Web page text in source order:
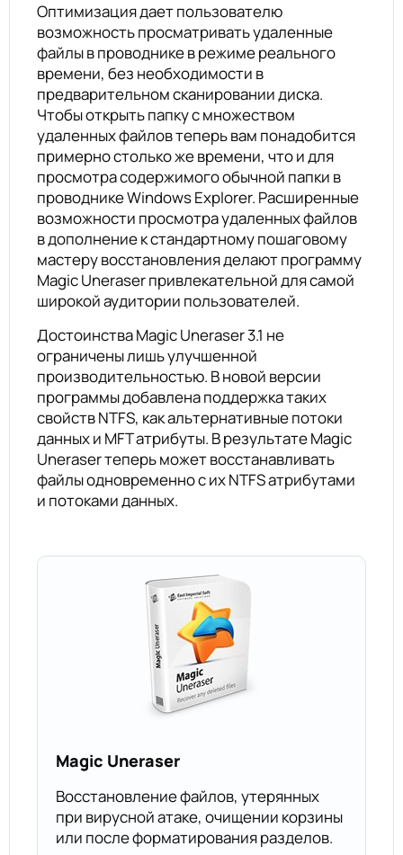
Оптимизация дает пользователю
возможность просматривать удаленные
файлы в проводнике в режиме реального
времени, без необходимости в
предварительном сканировании диска.
Чтобы открыть папку с множеством
удаленных файлов теперь вам понадобится
примерно столько же времени, что и для
просмотра содержимого обычной папки в
проводнике Windows Explorer. Расширенные
возможности просмотра удаленных файлов
в дополнение к стандартному пошаговому
мастеру восстановления делают программу
Magic Uneraser привлекательной для самой
широкой аудитории пользователей.
Достоинства Magic Uneraser 3.1 не
ограничены лишь улучшенной
производительностью. В новой версии
программы добавлена поддержка таких
свойств NTFS, как альтернативные потоки
данных и MFT атрибуты. В результате Magic
Uneraser теперь может восстанавливать
файлы одновременно с их NTFS атрибутами
и потоками данных.
Magic Uneraser
Восстановление файлов, утерянных
при вирусной атаке, очищении корзины
или после форматирования разделов.